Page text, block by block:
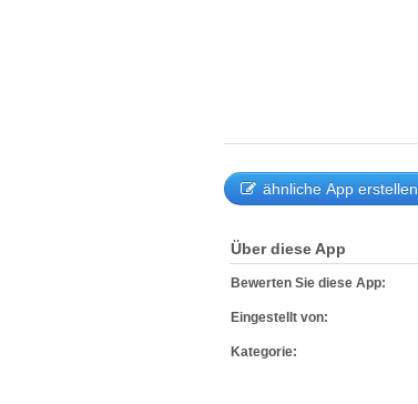
ähnliche App erstellen
Über diese App
Bewerten Sie diese App:
Eingestellt von:
Kategorie: